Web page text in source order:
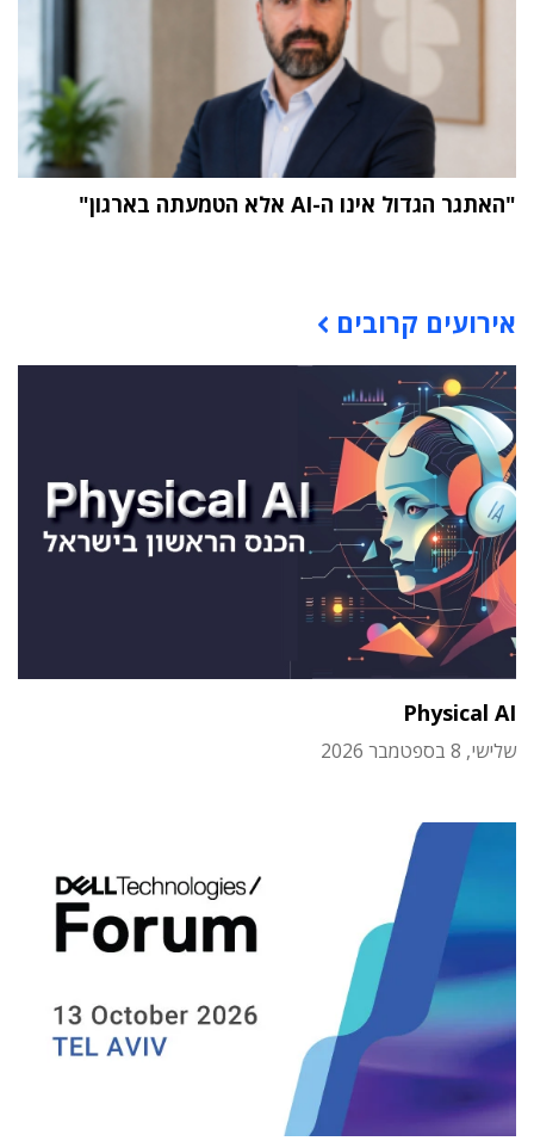
"האתגר הגדול אינו ה-AI אלא הטמעתה בארגון"
אירועים קרובים
Physical AI
שלישי, 8 בספטמבר 2026